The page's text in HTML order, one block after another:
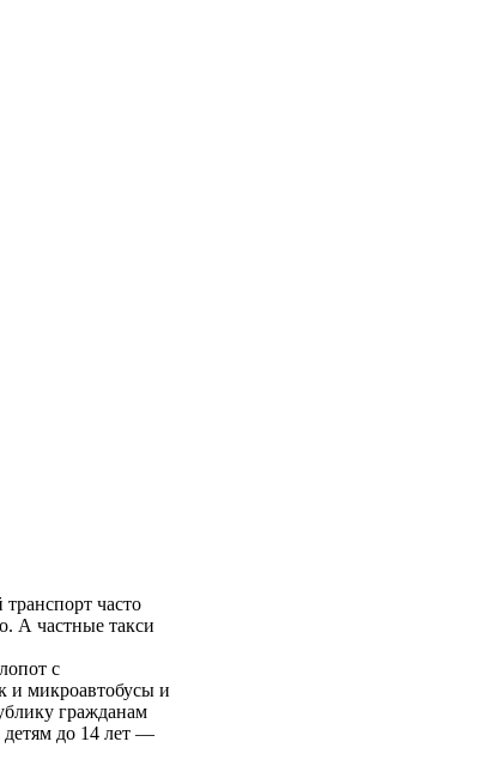
часто
А частные такси
с
и микроавтобусы и
гражданам
детям до 14 лет —